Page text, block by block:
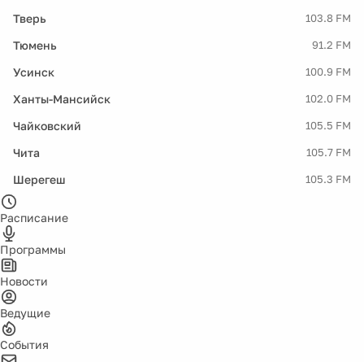
Тверь 103.8 FM
Тюмень 91.2 FM
Усинск 100.9 FM
Ханты-Мансийск 102.0 FM
Чайковский 105.5 FM
Чита 105.7 FM
Шерегеш 105.3 FM
Расписание
Программы
Новости
Ведущие
События